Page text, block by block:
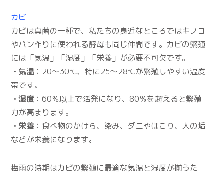
カビ
カビは真菌の一種で、私たちの身近なところではキノコ
やパン作りに使われる酵母も同じ仲間です。カビの繁殖
には「気温」「湿度」「栄養」が必要不可欠です。
・ 気温 ：20～30℃、特に25～28℃が繁殖しやすい温度
帯です。
・湿度 ：60％以上で活発になり、80％を超えると繁殖
力が高まります。
・栄養 ：食べ物のかけら、染み、ダニやほこり、人の垢
などが栄養になります。
梅雨の時期はカビの繁殖に最適な気温と湿度が揃うた